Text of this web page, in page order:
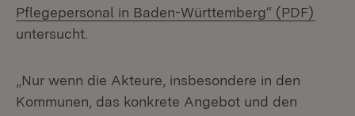
Pflegepersonal in Baden-Württemberg“ (PDF)
untersucht.
„Nur wenn die Akteure, insbesondere in den
Kommunen, das konkrete Angebot und den